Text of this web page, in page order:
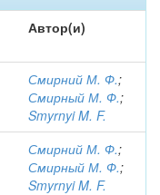
Автор(и)
Смирний М. Ф.;
Смирный М. Ф.;
Smyrnyi M. F.
Смирний М. Ф.;
Смирный М. Ф.;
Smyrnyi M. F.